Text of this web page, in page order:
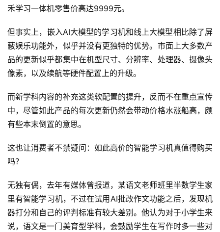
禾学习一体机零售价高达9999元。
但事实上，嵌入AI大模型的学习机和线上大模型相比除了屏
蔽娱乐功能外，似乎并没有更独特的优势。市面上大多数产
品的更新似乎都集中在机型尺寸、分辨率、处理器、摄像头
像素，以及续航等硬件配置上的升级。
而新学科内容的补充这类软配置的提升，反而不在重点宣传
中，尽管如此产品的每次更新仍然会带动价格水涨船高，颇
有些本末倒置的意思。
这也让消费者不禁疑问：如此高价的智能学习机真值得购买
吗？
无独有偶，去年有媒体曾报道，某语文老师班里半数学生家
里有智能学习机，不过在试用AI批改作文功能之后，发现机
器打分和自己的评判标准有较大差别。他认为对于小学生来
说，语文是一门美育型学科，会鼓励学生在写作时多一些对